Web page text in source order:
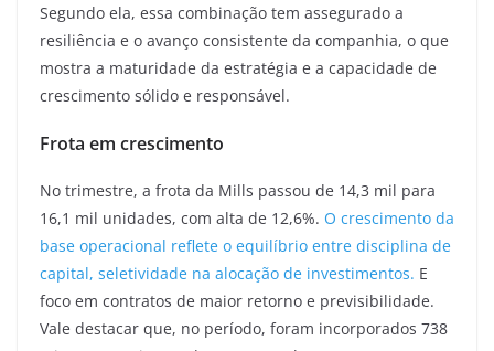
Segundo ela, essa combinação tem assegurado a
resiliência e o avanço consistente da companhia, o que
mostra a maturidade da estratégia e a capacidade de
crescimento sólido e responsável.
Frota em crescimento
No trimestre, a frota da Mills passou de 14,3 mil para
16,1 mil unidades, com alta de 12,6%. O crescimento da
base operacional reflete o equilíbrio entre disciplina de
capital, seletividade na alocação de investimentos. E
foco em contratos de maior retorno e previsibilidade.
Vale destacar que, no período, foram incorporados 738